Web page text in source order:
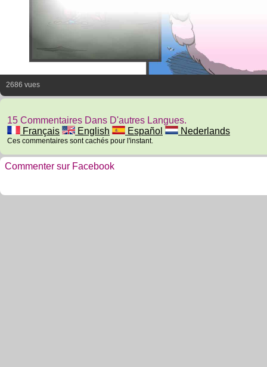
2686 vues
15 Commentaires Dans D'autres Langues.
Français
English Español Nederlands
Ces commentaires sont cachés pour l'instant.
Commenter sur Facebook